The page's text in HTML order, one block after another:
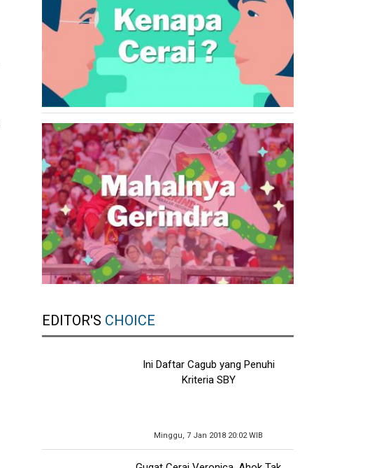
EDITOR'S CHOICE
Ini Daftar Cagub yang Penuhi
Kriteria SBY
Minggu, 7 Jan 2018 20:02 WIB